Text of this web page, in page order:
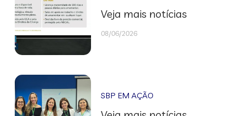
Veja mais notícias
08/06/2026
SBP EM AÇÃO